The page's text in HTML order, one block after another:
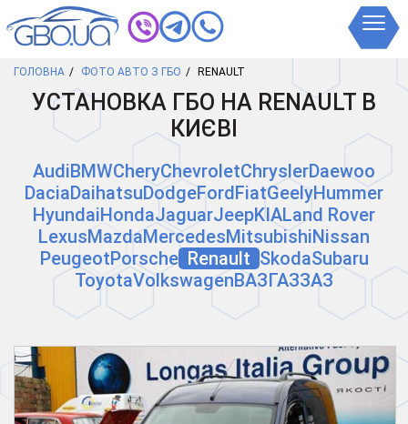
ГОЛОВНА ФОТО АВТО З ГБО RENAULT
УСТАНОВКА ГБО НА RENAULT В
КИЄВІ
AudiBMWCheryChevroletChryslerDaewoo
DaciaDaihatsuDodgeFordFiatGeelyHummer
HyundaiHondaJaguarJeepKIALand Rover
LexusMazdaMercedesMitsubishiNissan
PeugeotPorsche Renault SkodaSubaru
ToyotaVolkswagenВАЗГАЗЗАЗ